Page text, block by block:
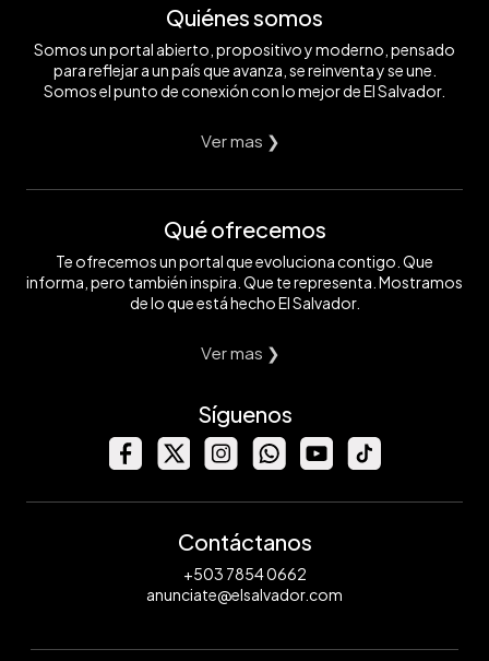
Quiénes somos
Somos un portal abierto, propositivo y moderno, pensado
para reflejar a un país que avanza, se reinventa y se une.
Somos el punto de conexión con lo mejor de El Salvador.
Ver mas ❯
Qué ofrecemos
Te ofrecemos un portal que evoluciona contigo. Que
informa, pero también inspira. Que te representa. Mostramos
de lo que está hecho El Salvador.
Ver mas ❯
Síguenos
Contáctanos
+503 7854 0662
anunciate@elsalvador.com